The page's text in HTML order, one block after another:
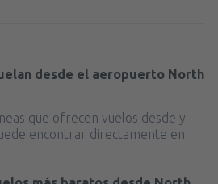
desde el aeropuerto North
que ofrecen vuelos desde y
encontrar directamente en